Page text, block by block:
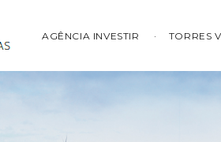
AGÊNCIA INVESTIR TORRES